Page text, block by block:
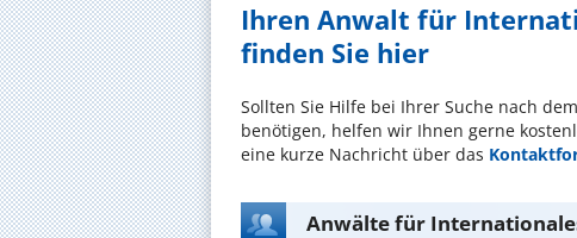
Ihren Anwalt für
finden Sie hier
Sollten Sie Hilfe bei Ihrer Suche nach
benötigen, helfen wir Ihnen gerne
eine kurze Nachricht über das
Anwälte für